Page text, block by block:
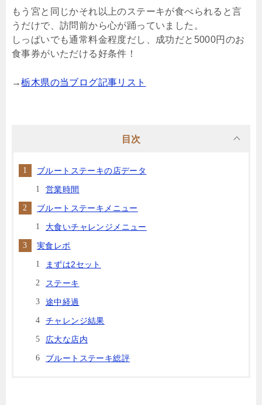
もう宮と同じかそれ以上のステーキが食べられると言
うだけで、訪問前から心が踊っていました。
しっぱいでも通常料金程度だし、成功だと5000円のお
食事券がいただける好条件！
→栃木県の当ブログ記事リスト
目次
ブルートステーキの店データ
営業時間
ブルートステーキメニュー
大食いチャレンジメニュー
実食レポ
まずは2セット
ステーキ
途中経過
チャレンジ結果
広大な店内
ブルートステーキ総評